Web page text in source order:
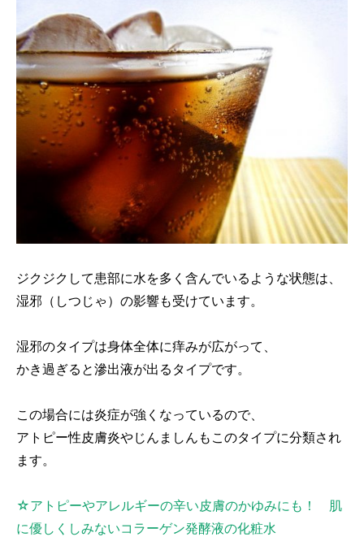
ジクジクして患部に水を多く含んでいるような状態は、
湿邪（しつじゃ）の影響も受けています。
湿邪のタイプは身体全体に痒みが広がって、
かき過ぎると滲出液が出るタイプです。
この場合には炎症が強くなっているので、
アトピー性皮膚炎やじんましんもこのタイプに分類され
ます。
☆アトピーやアレルギーの辛い皮膚のかゆみにも！ 肌
に優しくしみないコラーゲン発酵液の化粧水